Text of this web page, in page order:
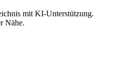
mit KI-Unterstützung.
Nähe.